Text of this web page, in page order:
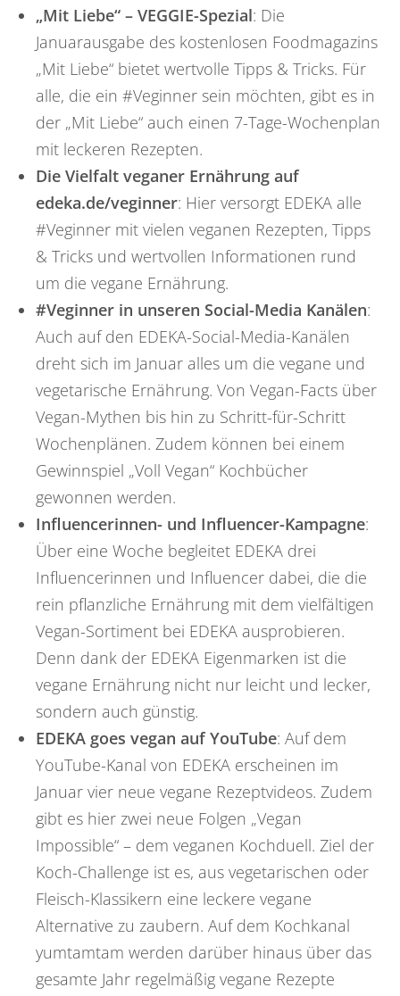
„Mit Liebe“ – VEGGIE-Spezial: Die
Januarausgabe des kostenlosen Foodmagazins
„Mit Liebe“ bietet wertvolle Tipps & Tricks. Für
alle, die ein #Veginner sein möchten, gibt es in
der „Mit Liebe“ auch einen 7-Tage-Wochenplan
mit leckeren Rezepten.
Die Vielfalt veganer Ernährung auf
edeka.de/veginner: Hier versorgt EDEKA alle
#Veginner mit vielen veganen Rezepten, Tipps
& Tricks und wertvollen Informationen rund
um die vegane Ernährung.
#Veginner in unseren Social-Media Kanälen:
Auch auf den EDEKA-Social-Media-Kanälen
dreht sich im Januar alles um die vegane und
vegetarische Ernährung. Von Vegan-Facts über
Vegan-Mythen bis hin zu Schritt-für-Schritt
Wochenplänen. Zudem können bei einem
Gewinnspiel „Voll Vegan“ Kochbücher
gewonnen werden.
Influencerinnen- und Influencer-Kampagne:
Über eine Woche begleitet EDEKA drei
Influencerinnen und Influencer dabei, die die
rein pflanzliche Ernährung mit dem vielfältigen
Vegan-Sortiment bei EDEKA ausprobieren.
Denn dank der EDEKA Eigenmarken ist die
vegane Ernährung nicht nur leicht und lecker,
sondern auch günstig.
EDEKA goes vegan auf YouTube: Auf dem
YouTube-Kanal von EDEKA erscheinen im
Januar vier neue vegane Rezeptvideos. Zudem
gibt es hier zwei neue Folgen „Vegan
Impossible“ – dem veganen Kochduell. Ziel der
Koch-Challenge ist es, aus vegetarischen oder
Fleisch-Klassikern eine leckere vegane
Alternative zu zaubern. Auf dem Kochkanal
yumtamtam werden darüber hinaus über das
gesamte Jahr regelmäßig vegane Rezepte